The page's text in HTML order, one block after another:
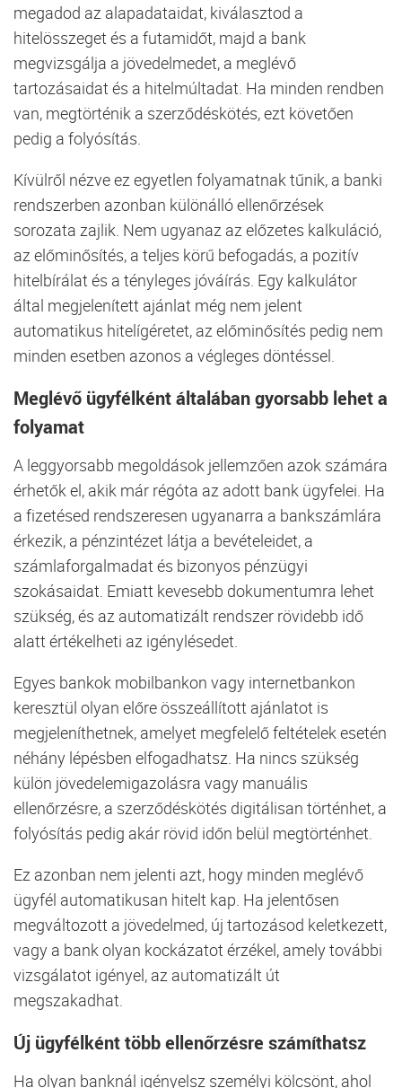
megadod az alapadataidat, kiválasztod a
hitelösszeget és a futamidőt, majd a bank
megvizsgálja a jövedelmedet, a meglévő
tartozásaidat és a hitelmúltadat. Ha minden rendben
van, megtörténik a szerződéskötés, ezt követően
pedig a folyósítás.
Kívülről nézve ez egyetlen folyamatnak tűnik, a banki
rendszerben azonban különálló ellenőrzések
sorozata zajlik. Nem ugyanaz az előzetes kalkuláció,
az előminősítés, a teljes körű befogadás, a pozitív
hitelbírálat és a tényleges jóváírás. Egy kalkulátor
által megjelenített ajánlat még nem jelent
automatikus hitelígéretet, az előminősítés pedig nem
minden esetben azonos a végleges döntéssel.
Meglévő ügyfélként általában gyorsabb lehet a
folyamat
A leggyorsabb megoldások jellemzően azok számára
érhetők el, akik már régóta az adott bank ügyfelei. Ha
a fizetésed rendszeresen ugyanarra a bankszámlára
érkezik, a pénzintézet látja a bevételeidet, a
számlaforgalmadat és bizonyos pénzügyi
szokásaidat. Emiatt kevesebb dokumentumra lehet
szükség, és az automatizált rendszer rövidebb idő
alatt értékelheti az igénylésedet.
Egyes bankok mobilbankon vagy internetbankon
keresztül olyan előre összeállított ajánlatot is
megjeleníthetnek, amelyet megfelelő feltételek esetén
néhány lépésben elfogadhatsz. Ha nincs szükség
külön jövedelemigazolásra vagy manuális
ellenőrzésre, a szerződéskötés digitálisan történhet, a
folyósítás pedig akár rövid időn belül megtörténhet.
Ez azonban nem jelenti azt, hogy minden meglévő
ügyfél automatikusan hitelt kap. Ha jelentősen
megváltozott a jövedelmed, új tartozásod keletkezett,
vagy a bank olyan kockázatot érzékel, amely további
vizsgálatot igényel, az automatizált út
megszakadhat.
Új ügyfélként több ellenőrzésre számíthatsz
Ha olyan banknál igényelsz személyi kölcsönt, ahol